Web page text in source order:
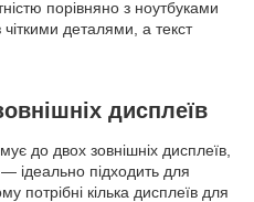
порівняно з ноутбуками
деталями, а текст
дисплеїв
до двох зовнішніх дисплеїв,
ідеально підходить для
потрібні кілька дисплеїв для